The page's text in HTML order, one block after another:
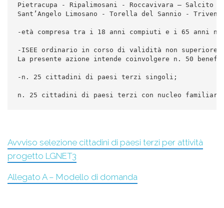
Pietracupa - Ripalimosani - Roccavivara – Salcito -
Sant’Angelo Limosano - Torella del Sannio -
-età compresa tra i 18 anni compiuti e i 65 anni
-ISEE ordinario in corso di validità non superiore
La presente azione intende coinvolgere n. 50
-n. 25 cittadini di paesi terzi singoli;
n. 25 cittadini di paesi terzi con nucleo
Avvviso selezione cittadini di paesi terzi per attività
progetto LGNET3
Allegato A – Modello di domanda